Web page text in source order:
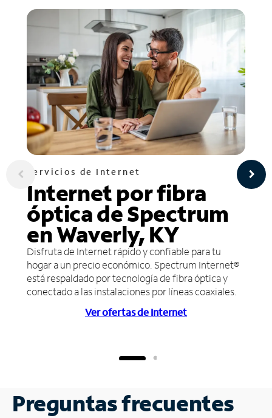
Servicios de Internet
Internet por fibra
óptica de Spectrum
en Waverly, KY
Disfruta de Internet rápido y confiable para tu
hogar a un precio económico. Spectrum Internet®
está respaldado por tecnología de fibra óptica y
conectado a las instalaciones por líneas coaxiales.
Ver ofertas de Internet
Preguntas frecuentes